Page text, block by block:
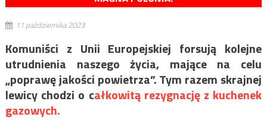
11 października 2023
Komuniści z Unii Europejskiej forsują kolejne
utrudnienia naszego życia, mające na celu
„poprawę jakości powietrza”. Tym razem skrajnej
lewicy chodzi o całkowitą rezygnację z kuchenek
gazowych.